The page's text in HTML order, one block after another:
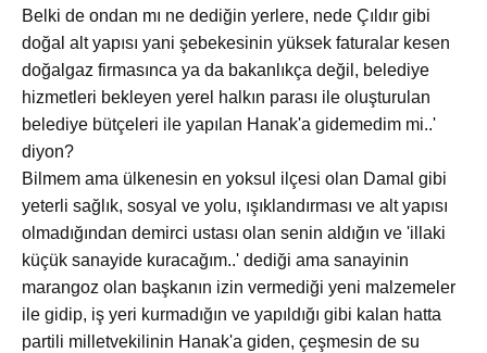
Belki de ondan mı ne dediğin yerlere, nede Çıldır gibi
doğal alt yapısı yani şebekesinin yüksek faturalar kesen
doğalgaz firmasınca ya da bakanlıkça değil, belediye
hizmetleri bekleyen yerel halkın parası ile oluşturulan
belediye bütçeleri ile yapılan Hanak'a gidemedim mi..'
diyon?
Bilmem ama ülkenesin en yoksul ilçesi olan Damal gibi
yeterli sağlık, sosyal ve yolu, ışıklandırması ve alt yapısı
olmadığından demirci ustası olan senin aldığın ve 'illaki
küçük sanayide kuracağım..' dediği ama sanayinin
marangoz olan başkanın izin vermediği yeni malzemeler
ile gidip, iş yeri kurmadığın ve yapıldığı gibi kalan hatta
partili milletvekilinin Hanak'a giden, çeşmesin de su